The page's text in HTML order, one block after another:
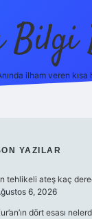
Bilgi
ilham veren
YAZILAR
tehlikeli ateş kaç
6, 2026
dört esası